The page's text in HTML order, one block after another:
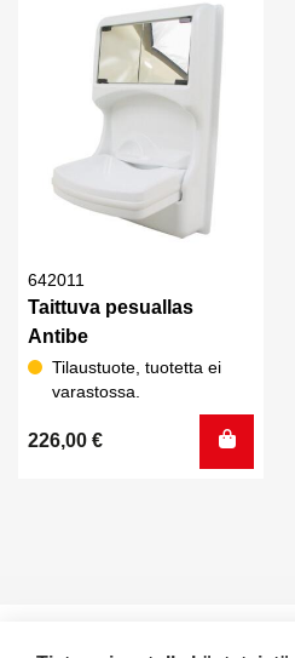
642011
Taittuva pesuallas
Antibe
Tilaustuote, tuotetta ei
varastossa.
226,00 €